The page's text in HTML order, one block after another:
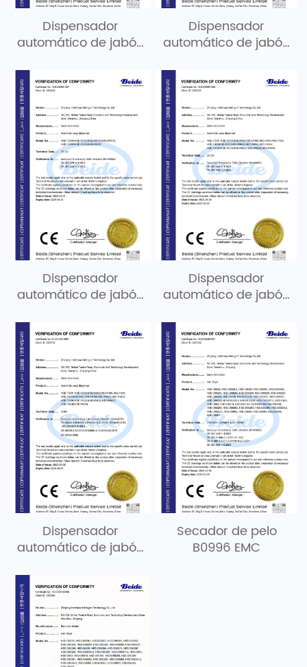
Dispensador
automático de jabón
Dispensador
automático de jabón
Dispensador
automático de jabón
Dispensador
automático de jabón
Dispensador
automático de jabón
Secador de pelo
B0996 EMC